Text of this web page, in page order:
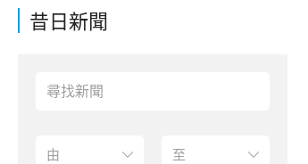
昔日新聞